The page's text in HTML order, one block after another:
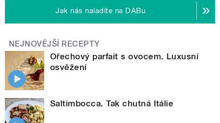
Jak nás naladíte na DABu
NEJNOVĚJŠÍ RECEPTY
Ořechový parfait s ovocem. Luxusní
osvěžení
Saltimbocca. Tak chutná Itálie